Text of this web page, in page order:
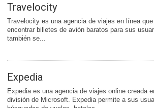
Travelocity
Travelocity es una agencia de viajes en línea
encontrar billetes de avión baratos para sus
también se...
Expedia
Expedia es una agencia de viajes online creada
división de Microsoft. Expedia permite a sus